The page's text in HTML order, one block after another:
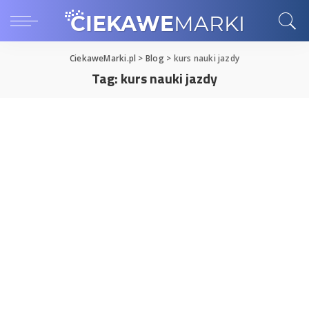
CiekaweMarki.pl > Blog> kurs nauki jazdy
Tag:kurs nauki jazdy